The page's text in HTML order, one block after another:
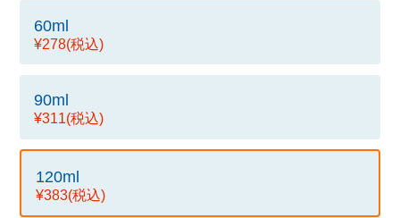
60ml
¥278(税込)
90ml
¥311(税込)
120ml
¥383(税込)